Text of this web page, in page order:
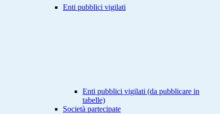
Enti pubblici vigilati
Enti pubblici vigilati (da pubblicare in
tabelle)
Società partecipate